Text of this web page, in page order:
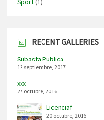
Sport(1)
RECENT GALLERIES
Subasta Publica
12 septiembre, 2017
xxx
27 octubre, 2016
Licenciaf
20 octubre, 2016